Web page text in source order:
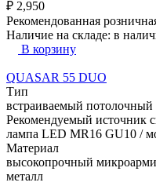
₽ 2,950
Рекомендованная
Наличие на складе: в
В корзину
QUASAR 55 DUO
Тип
встраиваемый потолочный
Рекомендуемый источник
лампа LED MR16 GU10 /
Материал
высокопрочный
металл